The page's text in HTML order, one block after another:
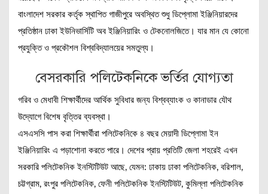
বাংলাদেশ সরকার কর্তৃক স্থাপিত গাজীপুরে অবস্থিত শুধু ডিপ্লোমা ইঞ্জিনিয়ারদের
প্রতিষ্ঠান ঢাকা ইউনিভার্সিটি অব ইঞ্জিনিয়ারিং ও টেকনোলজিতে। যার মান যে কোনো
প্রযুক্তি ও প্রকৌশল বিশ্ববিদ্যালয়ের সমতুল্য।
বেসরকারি পলিটেকনিকে ভর্তির যোগ্যতা
গরিব ও মেধাবী শিক্ষার্থীদের আর্থিক সুবিধার জন্য বিশ্বব্যাংক ও কানাডার যৌথ
উদ্যোগে বিশেষ বৃত্তির ব্যবস্থা।
এসএসসি পাস করা শিক্ষার্থীরা পলিটেকনিকে ৪ বছর মেয়াদী ডিপ্লোমা ইন
ইঞ্জিনিয়ারিং এ পড়াশোনা করতে পারে। দেশের প্রায় প্রতিটি জেলা শহরেই এখন
সরকারি পলিটেকনিক ইনস্টিটিউট আছে, যেমন: ঢাকায় ঢাকা পলিটেকনিক, বরিশাল,
চট্টগ্রাম, রংপুর পলিটেকনিক, ফেনী পলিটেকনিক ইনস্টিটিউট, কুমিল্লা পলিটেকনিক